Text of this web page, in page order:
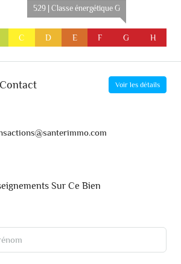
C D E F
529 | Classe énergétique G
G H
Voir les détails
Sur Ce Bien